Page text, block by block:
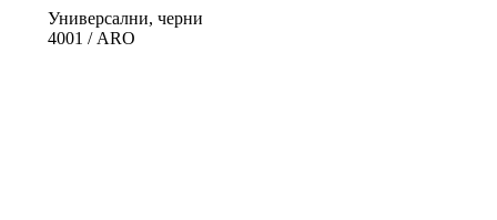
Универсални, черни
4001 / ARO